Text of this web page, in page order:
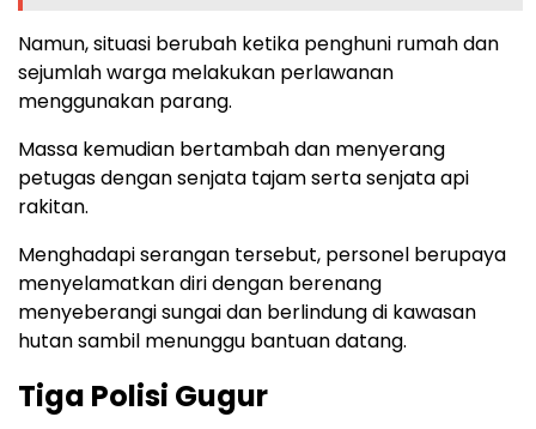
Namun, situasi berubah ketika penghuni rumah dan
sejumlah warga melakukan perlawanan
menggunakan parang.
Massa kemudian bertambah dan menyerang
petugas dengan senjata tajam serta senjata api
rakitan.
Menghadapi serangan tersebut, personel berupaya
menyelamatkan diri dengan berenang
menyeberangi sungai dan berlindung di kawasan
hutan sambil menunggu bantuan datang.
Tiga Polisi Gugur